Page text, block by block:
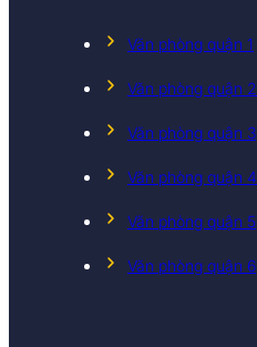
Văn phòng quận 1
Văn phòng quận 2
Văn phòng quận 3
Văn phòng quận 4
Văn phòng quận 5
Văn phòng quận 6